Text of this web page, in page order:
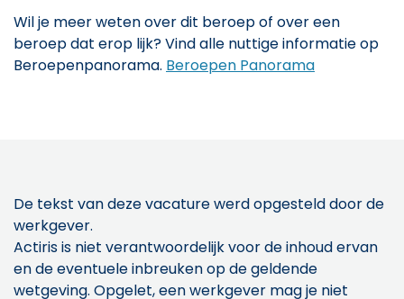
Wil je meer weten over dit beroep of over een
beroep dat erop lijk? Vind alle nuttige informatie op
Beroepenpanorama. Beroepen Panorama
De tekst van deze vacature werd opgesteld door de
werkgever.
Actiris is niet verantwoordelijk voor de inhoud ervan
en de eventuele inbreuken op de geldende
wetgeving. Opgelet, een werkgever mag je niet